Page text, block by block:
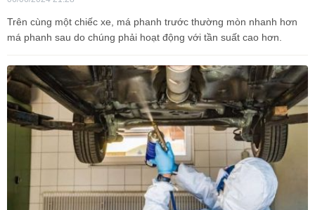
Trên cùng một chiếc xe, má phanh trước thường mòn nhanh hơn
má phanh sau do chúng phải hoạt động với tần suất cao hơn.